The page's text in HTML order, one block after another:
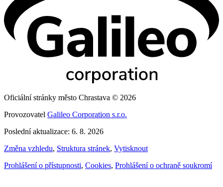
Oficiální stránky město Chrastava © 2026
Provozovatel Galileo Corporation s.r.o.
Poslední aktualizace: 6. 8. 2026
Změna vzhledu, Struktura stránek, Vytisknout
Prohlášení o přístupnosti, Cookies, Prohlášení o ochraně soukromí